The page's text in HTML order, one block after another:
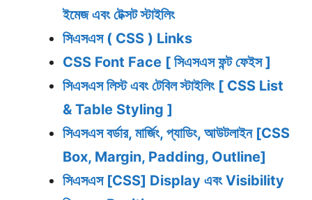
ইমেজ এবং টেক্সট স্টাইলিং
সিএসএস ( CSS ) Links
CSS Font Face [ সিএসএস ফন্ট ফেইস ]
সিএসএস লিস্ট এবং টেবিল স্টাইলিং [ CSS List
& Table Styling ]
সিএসএস বর্ডার, মার্জিং, প্যাডিং, আউটলাইন [CSS
Box, Margin, Padding, Outline]
সিএসএস [CSS] Display এবং Visibility